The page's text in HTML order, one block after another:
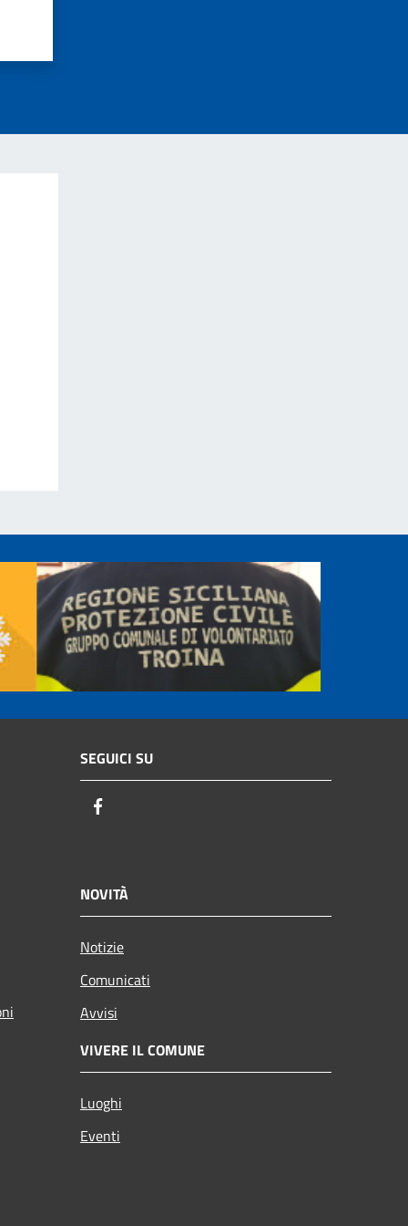
SEGUICI SU
NOVITÀ
Notizie
Comunicati
Avvisi
VIVERE IL COMUNE
Luoghi
Eventi